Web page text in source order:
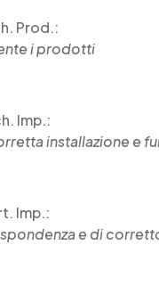
Prod.:
i prodotti
Imp.:
installazione e
Imp.:
e di